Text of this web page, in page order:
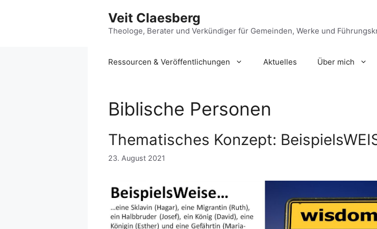
Veit Claesberg
Theologe, Berater und Verkündiger für Gemeinden, Werke und
Ressourcen & Veröffentlichungen Aktuelles Über mich
Biblische Personen
Thematisches Konzept:
23. August 2021